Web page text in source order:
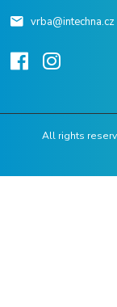
vrba@intechna.cz
All rights